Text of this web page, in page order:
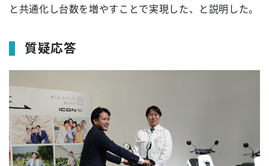
と共通化し台数を増やすことで実現した、と説明した。
質疑応答